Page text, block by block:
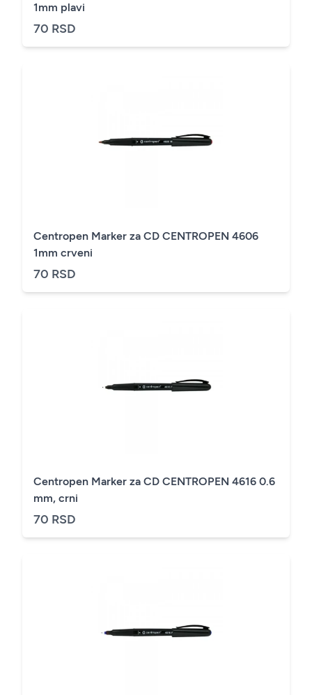
1mm plavi
70 RSD
Centropen Marker za CD CENTROPEN 4606
1mm crveni
70 RSD
Centropen Marker za CD CENTROPEN 4616 0.6
mm, crni
70 RSD